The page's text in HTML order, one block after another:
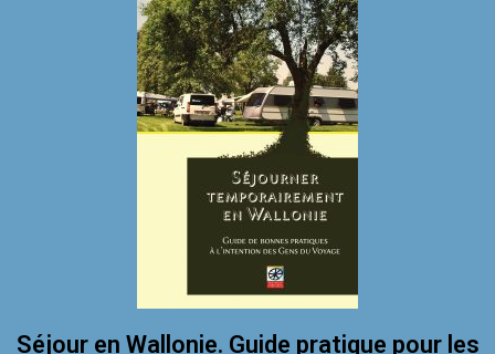
Séjour en Wallonie. Guide pratique pour les